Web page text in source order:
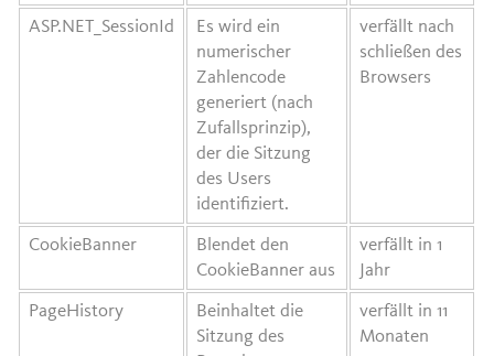
ASP.NET_SessionId
Es wird ein
numerischer
Zahlencode
generiert (nach
Zufallsprinzip),
der die Sitzung
des Users
identifiziert.
verfällt nach
schließen des
Browsers
CookieBanner
Blendet den
CookieBanner aus
verfällt in 1
Jahr
PageHistory
Beinhaltet die
Sitzung des
verfällt in 11
Monaten